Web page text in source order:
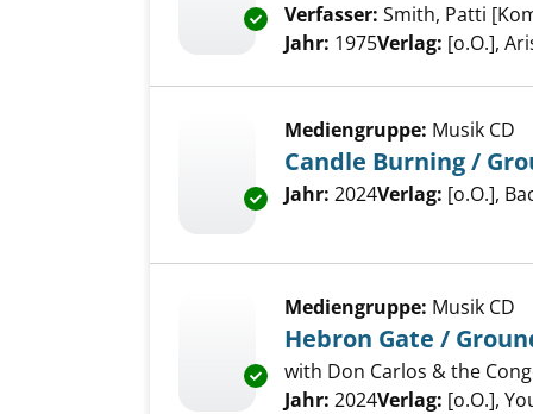
Exemplar-Details von Horses
Verfasser: Smith, Patti
Jahr: 1975Verlag: [o.O.],
Exemplar-Details von Candle
Mediengruppe: Musik CD
Candle Burning /
Suche nach diesem
Jahr: 2024Verlag: [o.O.],
Exemplar-Details von Hebron
Mediengruppe: Musik CD
Hebron Gate /
with Don Carlos & the
Suche nach diesem
Jahr: 2024Verlag: [o.O.],